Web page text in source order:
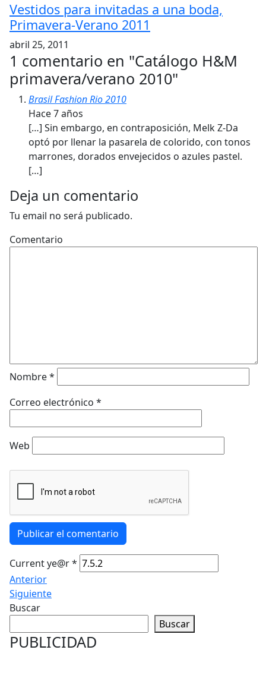
Vestidos para invitadas a una boda,
Primavera-Verano 2011
abril 25, 2011
1 comentario en "Catálogo H&M
primavera/verano 2010"
Brasil Fashion Rio 2010
Hace 7 años
[…] Sin embargo, en contraposición, Melk Z-Da
optó por llenar la pasarela de colorido, con tonos
marrones, dorados envejecidos o azules pastel.
[…]
Deja un comentario
Tu email no será publicado.
Comentario
Nombre*
Correo electrónico *
Web
Publicar el comentario
Current ye@r*
Anterior
Siguiente
Buscar
Buscar
PUBLICIDAD